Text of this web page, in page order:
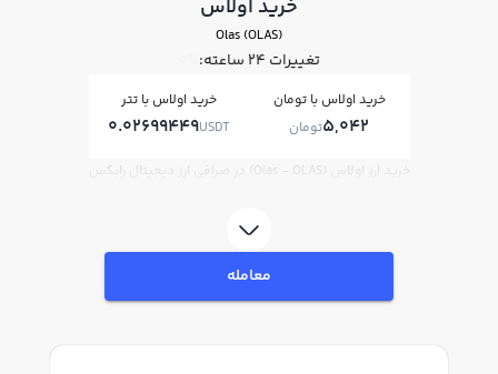
خرید اولاس
Olas (OLAS)
تغییرات ۲۴ ساعته: 0%
خرید اولاس با تومان
5,042تومان
خرید اولاس با تتر
0.02699449USDT
خرید ارز اولاس (Olas - OLAS) در صرافی ارز دیجیتال رابکس
معامله